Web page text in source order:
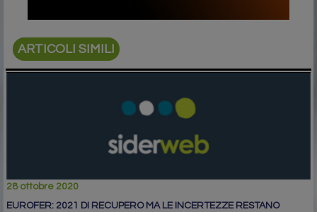
ARTICOLI SIMILI
28 ottobre 2020
EUROFER: 2021 DI RECUPERO MA LE INCERTEZZE RESTANO